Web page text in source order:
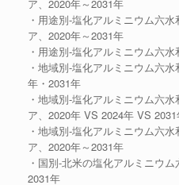
ア、2020年～2031年
・用途別-塩化アルミニウム六
ア、2020年～2031年
・用途別-塩化アルミニウム六
・地域別-塩化アルミニウム六
年・2031年
・地域別-塩化アルミニウム六
ア、2020年 VS 2024年 VS
・地域別-塩化アルミニウム六
ア、2020年～2031年
・国別-北米の塩化アルミニウ
2031年